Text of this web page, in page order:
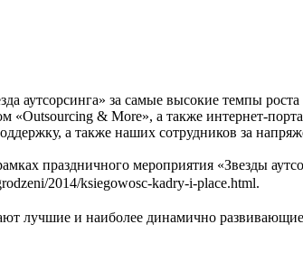
аутсорсинга» за самые высокие темпы
«Outsourcing & More», а также интернет-
а также наших сотрудников за
праздничного мероприятия «Звезды
2014/ksiegowosc-kadry-i-place.html.
лучшие и наиболее динамично